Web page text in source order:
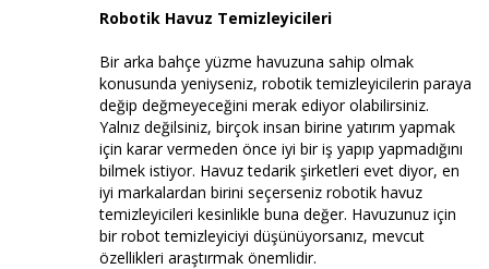
Robotik Havuz Temizleyicileri
Bir arka bahçe yüzme havuzuna sahip olmak
konusunda yeniyseniz, robotik temizleyicilerin paraya
değip değmeyeceğini merak ediyor olabilirsiniz.
Yalnız değilsiniz, birçok insan birine yatırım yapmak
için karar vermeden önce iyi bir iş yapıp yapmadığını
bilmek istiyor. Havuz tedarik şirketleri evet diyor, en
iyi markalardan birini seçerseniz robotik havuz
temizleyicileri kesinlikle buna değer. Havuzunuz için
bir robot temizleyiciyi düşünüyorsanız, mevcut
özellikleri araştırmak önemlidir.